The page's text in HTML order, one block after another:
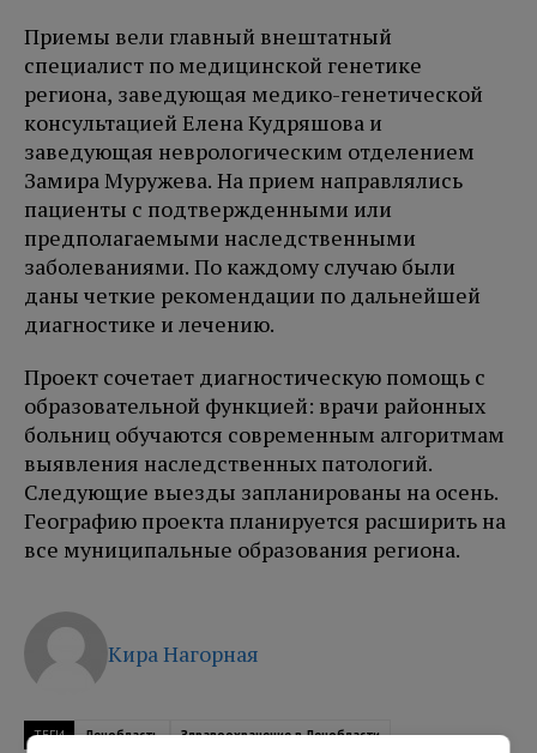
Приемы вели главный внештатный
специалист по медицинской генетике
региона, заведующая медико-генетической
консультацией Елена Кудряшова и
заведующая неврологическим отделением
Замира Муружева. На прием направлялись
пациенты с подтвержденными или
предполагаемыми наследственными
заболеваниями. По каждому случаю были
даны четкие рекомендации по дальнейшей
диагностике и лечению.
Проект сочетает диагностическую помощь с
образовательной функцией: врачи районных
больниц обучаются современным алгоритмам
выявления наследственных патологий.
Следующие выезды запланированы на осень.
Географию проекта планируется расширить на
все муниципальные образования региона.
Кира Нагорная
ТЕГИ Ленобласть Здравоохранение в Ленобласти